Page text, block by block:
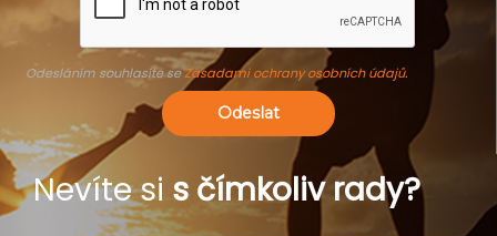
Odesláním souhlasíte seZásadami ochrany osobních údajů.
Odeslat
Nevíte si s čímkoliv rady?